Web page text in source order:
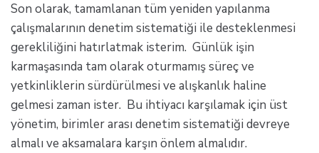
Son olarak, tamamlanan tüm yeniden yapılanma
çalışmalarının denetim sistematiği ile desteklenmesi
gerekliliğini hatırlatmak isterim. Günlük işin
karmaşasında tam olarak oturmamış süreç ve
yetkinliklerin sürdürülmesi ve alışkanlık haline
gelmesi zaman ister. Bu ihtiyacı karşılamak için üst
yönetim, birimler arası denetim sistematiği devreye
almalı ve aksamalara karşın önlem almalıdır.